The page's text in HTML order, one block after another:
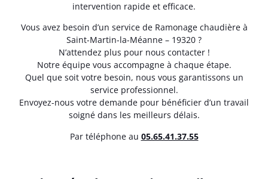
intervention rapide et efficace.
Vous avez besoin d’un service de Ramonage chaudière à
Saint-Martin-la-Méanne – 19320 ?
N’attendez plus pour nous contacter !
Notre équipe vous accompagne à chaque étape.
Quel que soit votre besoin, nous vous garantissons un
service professionnel.
Envoyez-nous votre demande pour bénéficier d’un travail
soigné dans les meilleurs délais.
Par téléphone au 05.65.41.37.55